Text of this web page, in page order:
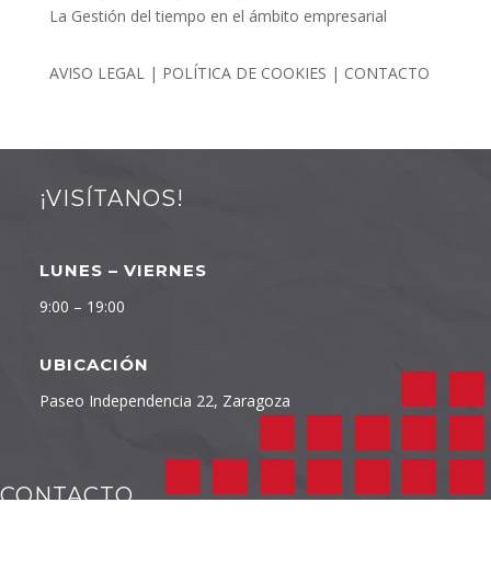
La Gestión del tiempo en el ámbito empresarial
AVISO LEGAL | POLÍTICA DE COOKIES | CONTACTO
¡VISÍTANOS!
LUNES – VIERNES
9:00 – 19:00
UBICACIÓN
Paseo Independencia 22, Zaragoza
CONTACTO